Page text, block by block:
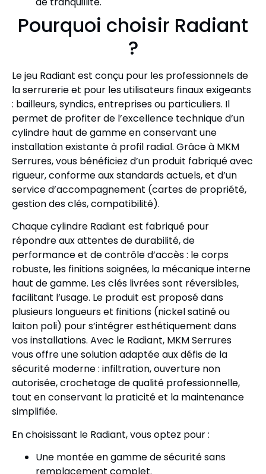
Pourquoi choisir Radiant
?
Le jeu Radiant est conçu pour les professionnels de
la serrurerie et pour les utilisateurs finaux exigeants
: bailleurs, syndics, entreprises ou particuliers. Il
permet de profiter de l’excellence technique d’un
cylindre haut de gamme en conservant une
installation existante à profil radial. Grâce à MKM
Serrures, vous bénéficiez d’un produit fabriqué avec
rigueur, conforme aux standards actuels, et d’un
service d’accompagnement (cartes de propriété,
gestion des clés, compatibilité).
Chaque cylindre Radiant est fabriqué pour
répondre aux attentes de durabilité, de
performance et de contrôle d’accès : le corps
robuste, les finitions soignées, la mécanique interne
haut de gamme. Les clés livrées sont réversibles,
facilitant l’usage. Le produit est proposé dans
plusieurs longueurs et finitions (nickel satiné ou
laiton poli) pour s’intégrer esthétiquement dans
vos installations. Avec le Radiant, MKM Serrures
vous offre une solution adaptée aux défis de la
sécurité moderne : infiltration, ouverture non
autorisée, crochetage de qualité professionnelle,
tout en conservant la praticité et la maintenance
simplifiée.
En choisissant le Radiant, vous optez pour :
Une montée en gamme de sécurité sans